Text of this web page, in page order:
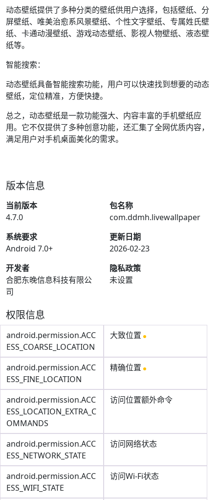
动态壁纸提供了多种分类的壁纸供用户选择，包括壁纸、分
屏壁纸、唯美治愈系风景壁纸、个性文字壁纸、专属姓氏壁
纸、卡通动漫壁纸、游戏动态壁纸、影视人物壁纸、液态壁
纸等。
智能搜索：
动态壁纸具备智能搜索功能，用户可以快速找到想要的动态
壁纸，定位精准，方便快捷。
总之，动态壁纸是一款功能强大、内容丰富的手机壁纸应
用。它不仅提供了多种创意功能，还汇集了全网优质内容，
满足用户对手机桌面美化的需求。
版本信息
当前版本
4.7.0
包名称
com.ddmh.livewallpaper
系统要求
Android 7.0+
更新日期
2026-02-23
开发者
合肥东晚信息科技有限公
司
隐私政策
未设置
权限信息
android.permission.ACC
ESS_COARSE_LOCATION
大致位置
android.permission.ACC
ESS_FINE_LOCATION
精确位置
android.permission.ACC
ESS_LOCATION_EXTRA_C
OMMANDS
访问位置额外命令
android.permission.ACC
ESS_NETWORK_STATE
访问网络状态
android.permission.ACC
ESS_WIFI_STATE
访问Wi-Fi状态